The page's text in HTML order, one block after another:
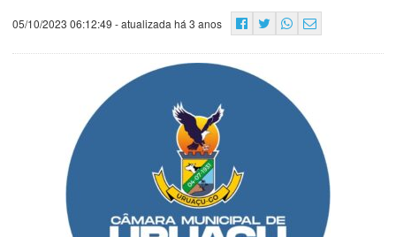
05/10/2023 06:12:49 - atualizada há 3 anos